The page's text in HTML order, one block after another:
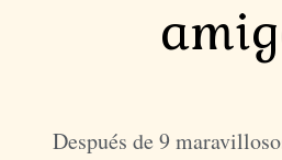
Después de 9